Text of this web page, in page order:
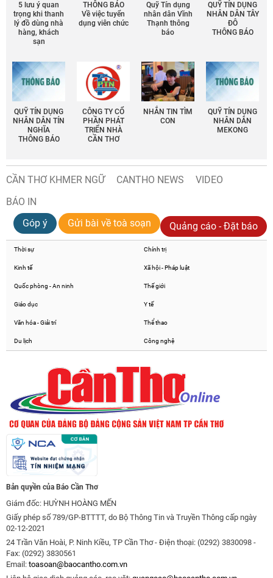
5 lưu ý quan
trọng khi thanh
lý đồ dùng nhà
hàng, khách
sạn
THÔNG BÁO
Về việc tuyển
dụng viên chức
Quỹ Tín dụng
nhân dân Vĩnh
Thạnh thông
báo
QUỸ TÍN DỤNG
NHÂN DÂN TÂY
ĐÔ
THÔNG BÁO
QUỸ TÍN DỤNG
NHÂN DÂN TÍN
NGHĨA
THÔNG BÁO
CÔNG TY CỔ
PHẦN PHÁT
TRIỂN NHÀ
CẦN THƠ
NHẮN TIN TÌM
CON
QUỸ TÍN DỤNG
NHÂN DÂN
MEKONG
CẦN THƠ KHMER NGỮ CANTHO NEWS
VIDEO
BÁO IN
Góp ý
Gửi bài về toà soạn Quảng cáo - Đặt báo
Thời sự Chính trị
Kinh tế Xã hội - Pháp luật
Quốc phòng - An ninh Thế giới
Giáo dục Y tế
Văn hóa - Giải trí Thể thao
Du lịch Công nghệ
Bản quyền của Báo Cần Thơ
Giám đốc: HUỲNH HOÀNG MẾN
Giấy phép số 789/GP-BTTTT, do Bộ Thông Tin và Truyền Thông cấp ngày
02-12-2021
24 Trần Văn Hoài, P. Ninh Kiều, TP Cần Thơ - Điện thoại: (0292) 3830098 -
Fax: (0292) 3830561
Email: toasoan@baocantho.com.vn